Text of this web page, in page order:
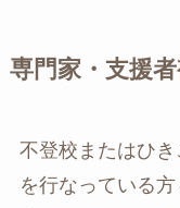
専門家・支援
不登校またはひ
を行なっている